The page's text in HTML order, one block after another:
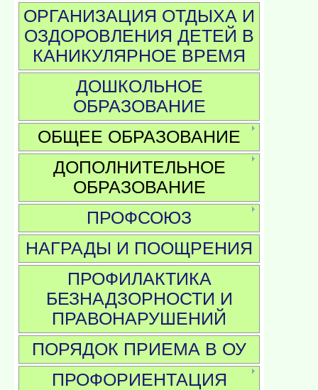
ОРГАНИЗАЦИЯ ОТДЫХА И
ОЗДОРОВЛЕНИЯ ДЕТЕЙ В
КАНИКУЛЯРНОЕ ВРЕМЯ
ДОШКОЛЬНОЕ
ОБРАЗОВАНИЕ
ОБЩЕЕ ОБРАЗОВАНИЕ
ДОПОЛНИТЕЛЬНОЕ
ОБРАЗОВАНИЕ
ПРОФСОЮЗ
НАГРАДЫ И ПООЩРЕНИЯ
ПРОФИЛАКТИКА
БЕЗНАДЗОРНОСТИ И
ПРАВОНАРУШЕНИЙ
ПОРЯДОК ПРИЕМА В ОУ
ПРОФОРИЕНТАЦИЯ